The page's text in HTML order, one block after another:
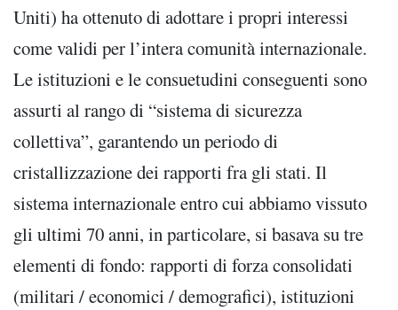
Uniti) ha ottenuto di adottare i propri interessi
come validi per l’intera comunità internazionale.
Le istituzioni e le consuetudini conseguenti sono
assurti al rango di “sistema di sicurezza
collettiva”, garantendo un periodo di
cristallizzazione dei rapporti fra gli stati. Il
sistema internazionale entro cui abbiamo vissuto
gli ultimi 70 anni, in particolare, si basava su tre
elementi di fondo: rapporti di forza consolidati
(militari / economici / demografici), istituzioni